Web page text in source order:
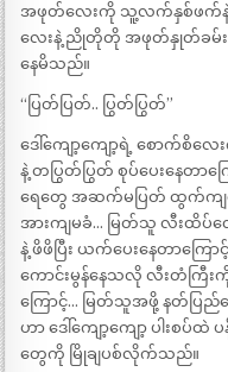
အဖုတ်လေးကို သူ့လက်နှစ်ဖက်နဲ့ဖြဲ
လေးနဲ့ ညိုတိုတို အဖုတ်နှုတ်ခမ်း
နေမိသည်။
“ပြတ်ပြတ်.. ပြွတ်ပြွတ်”
ဒေါ်ကျော့ကျော့ရဲ့ စောက်စိ
နဲ့ တပြွတ်ပြွတ် စုပ်ပေးနေတာ
ရေတွေ အဆက်မပြတ် ထွက်ကျ
အားကျမခံ… မြတ်သူ လီးထိပ်လ
နဲ့ ဖိဖိပြီး ယက်ပေးနေတာကြေ
ကောင်းမွန်နေသလို လီးတံကြီးကို
ကြောင့်… မြတ်သူအဖို့ နတ်ပ
ဟာ ဒေါ်ကျော့ကျော့ ပါးစပ်
တွေကို မြိုချပစ်လိုက်သည်။